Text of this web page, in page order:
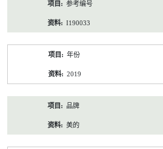
参考编号
I190033
年份
2019
品牌
美的